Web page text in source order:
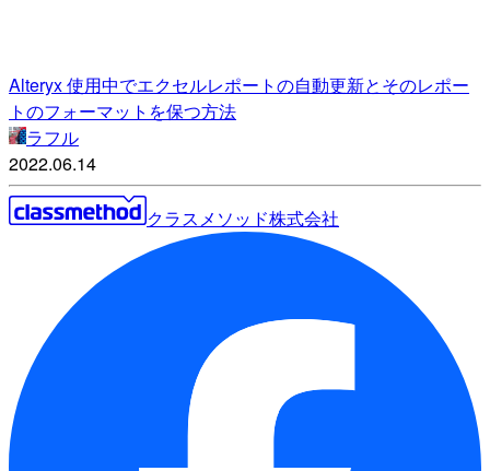
Alteryx 使用中でエクセルレポートの自動更新とそのレポー
トのフォーマットを保つ方法
ラフル
2022.06.14
クラスメソッド株式会社